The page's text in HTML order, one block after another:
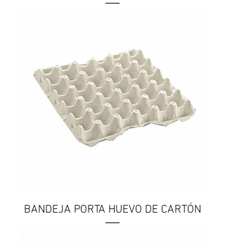
BANDEJA PORTA HUEVO DE CARTÓN